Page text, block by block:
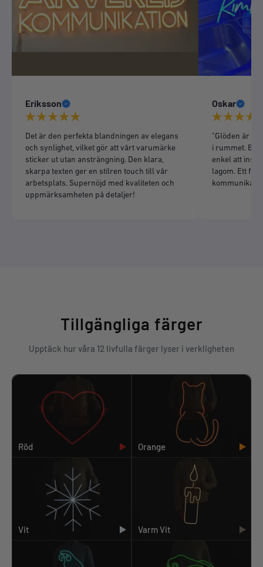
Eriksson
Det är den perfekta blandningen av elegans
och synlighet, vilket gör att vårt varumärke
sticker ut utan ansträngning. Den klara,
skarpa texten ger en stilren touch till vår
arbetsplats. Supernöjd med kvaliteten och
uppmärksamheten på detaljer!
Oskar
"Glöden är
i rummet. Bra
enkel att
lagom. Ett
Tillgängliga färger
Upptäck hur våra 12 livfulla färger lyser i verkligheten
Röd Orange
Vit Varm Vit